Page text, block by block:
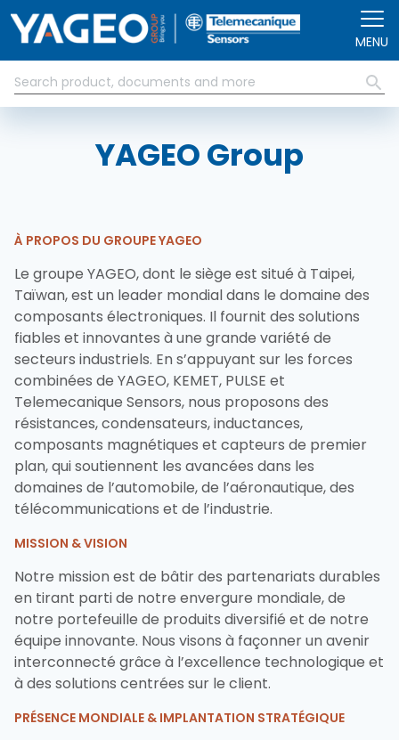
MENU
YAGEO Group
À PROPOS DU GROUPE YAGEO
Le groupe YAGEO, dont le siège est situé à Taipei,
Taïwan, est un leader mondial dans le domaine des
composants électroniques. Il fournit des solutions
fiables et innovantes à une grande variété de
secteurs industriels. En s’appuyant sur les forces
combinées de YAGEO, KEMET, PULSE et
Telemecanique Sensors, nous proposons des
résistances, condensateurs, inductances,
composants magnétiques et capteurs de premier
plan, qui soutiennent les avancées dans les
domaines de l’automobile, de l’aéronautique, des
télécommunications et de l’industrie.
MISSION & VISION
Notre mission est de bâtir des partenariats durables
en tirant parti de notre envergure mondiale, de
notre portefeuille de produits diversifié et de notre
équipe innovante. Nous visons à façonner un avenir
interconnecté grâce à l’excellence technologique et
à des solutions centrées sur le client.
PRÉSENCE MONDIALE & IMPLANTATION STRATÉGIQUE